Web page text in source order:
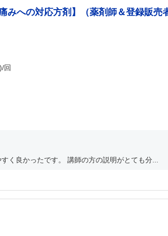
への対応方剤】（薬剤師＆登録販売
回
く良かったです。 講師の方の説明がとても分...